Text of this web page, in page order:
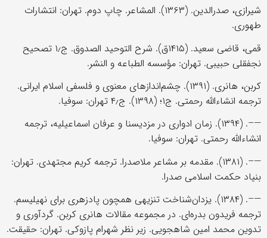
شیرازی، صدرالدین. (۱۳۶۳). المشاعر. چاپ دوم. تهران: انتشارات
طهوری.
قمی، قاضی سعید. (۱۴۱۵ق). شرح التوحید الصدوق. ج۱٫ تصحیح
نجفقلی حبیبی. تهران: مؤسسه الطباعه و النشر.
کربن، هانری. (۱۳۹۱). چشم‌اندازهای معنوی و فلسفی اسلام ایرانی.
ترجمه انشاء‌الله رحمتی. ج۱؛ (۱۳۹۸). ج۴٫ تهران: سوفیا.
—–. (۱۳۹۴). زمان ادواری در مزدیسنا و عرفان اسماعیلیه، ترجمه
انشاءالله رحمتی. تهران: سوفیا.
—–. (۱۳۸۱). مقدمه بر مشاعر ملاصدرا. ترجمه کریم مجتهدی. تهران:
بنیاد حکمت اسلامی صدرا.
—–. (۱۳۸۴). یزدان‌شناخت تنزیهی همچون پادزهری برای نهیلیسم.
ترجمه فریدون بدره‌ای. در مجموعه مقالات هانری کربن. گردآوری و
تدوین محمد امین شاهجویی. زیر نظر شهرام پازوکی. تهران: حقیقت.